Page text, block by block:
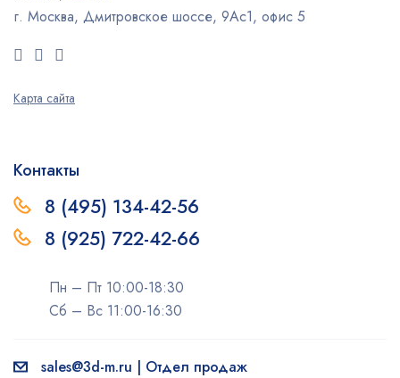
г. Москва, Дмитровское шоссе, 9Ас1, офис 5
Карта сайта
Контакты
8 (495) 134-42-56
8 (925) 722-42-66
Пн – Пт 10:00-18:30
Сб – Вс 11:00-16:30
sales@3d-m.ru | Отдел продаж